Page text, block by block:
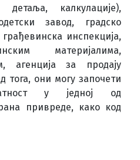
детаља, калкулације),
завод, градско
инспекција,
материјалима,
агенција за продају
тога, они могу започети
у једној од
привреде, како код